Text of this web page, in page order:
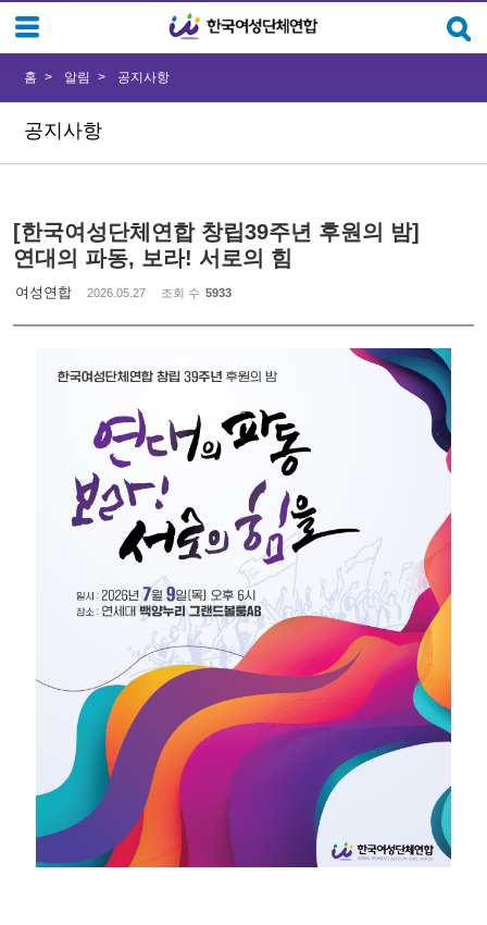
공지사항
홈 알림 공지사항
[한국여성단체연합 창립39주년 후원의 밤]
연대의 파동, 보라! 서로의 힘
여성연합 2026.05.27 조회 수 5933